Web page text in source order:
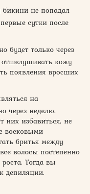
бикини не попадал
сутки после
будет только через
отшелушивать кожу
появления вросших
на
через неделю.
них избавиться, не
восковыми
бритья между
волосы постепенно
Тогда вы
депиляции.